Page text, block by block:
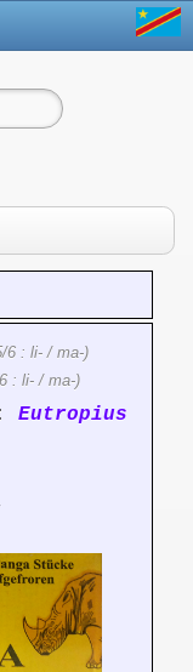
6 : li- / ma-)
: li- / ma-)
Eutropius